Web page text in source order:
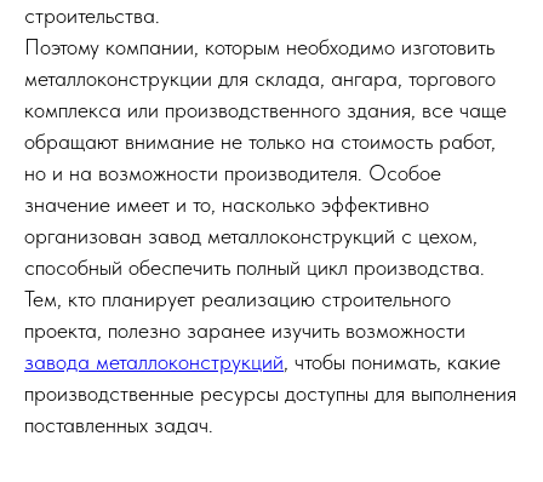
строительства.
Поэтому компании, которым необходимо изготовить
металлоконструкции для склада, ангара, торгового
комплекса или производственного здания, все чаще
обращают внимание не только на стоимость работ,
но и на возможности производителя. Особое
значение имеет и то, насколько эффективно
организован завод металлоконструкций с цехом,
способный обеспечить полный цикл производства.
Тем, кто планирует реализацию строительного
проекта, полезно заранее изучить возможности
завода металлоконструкций, чтобы понимать, какие
производственные ресурсы доступны для выполнения
поставленных задач.